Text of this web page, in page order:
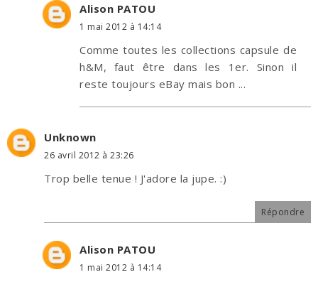
Alison PATOU
1 mai 2012 à 14:14
Comme toutes les collections capsule de
h&M, faut être dans les 1er. Sinon il
reste toujours eBay mais bon ...
Unknown
26 avril 2012 à 23:26
Trop belle tenue ! J'adore la jupe. :)
Répondre
Alison PATOU
1 mai 2012 à 14:14